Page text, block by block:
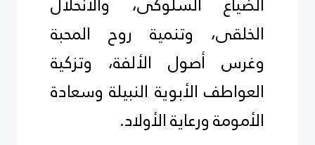
الخلقى، وتنمية روح المحبة
وغرس أصول الألفة، وتزكية
العواطف الأبوية النبيلة وسعادة
الأمومة ورعاية الأولاد.